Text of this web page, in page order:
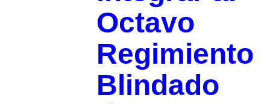
Octavo
Regimiento
Blindado